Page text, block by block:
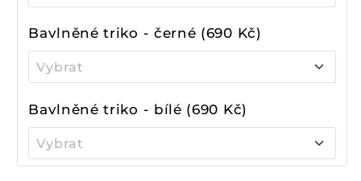
Bílý hrnek 330ml + 490 Kč
Bavlněné triko - černé (690 Kč)
Vybrat
Pánské S
Pánské M
Bavlněné triko - bílé (690 Kč)
Vybrat